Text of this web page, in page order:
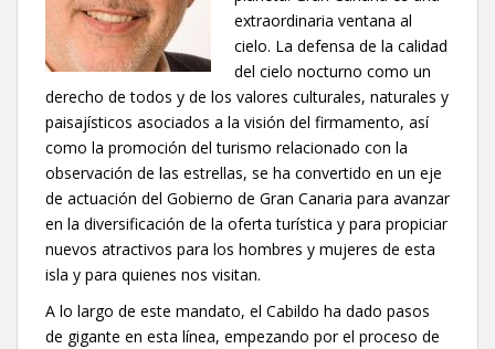
extraordinaria ventana al
cielo. La defensa de la calidad
del cielo nocturno como un
derecho de todos y de los valores culturales, naturales y
paisajísticos asociados a la visión del firmamento, así
como la promoción del turismo relacionado con la
observación de las estrellas, se ha convertido en un eje
de actuación del Gobierno de Gran Canaria para avanzar
en la diversificación de la oferta turística y para propiciar
nuevos atractivos para los hombres y mujeres de esta
isla y para quienes nos visitan.
A lo largo de este mandato, el Cabildo ha dado pasos
de gigante en esta línea, empezando por el proceso de